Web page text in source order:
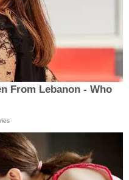
From Lebanon - Who